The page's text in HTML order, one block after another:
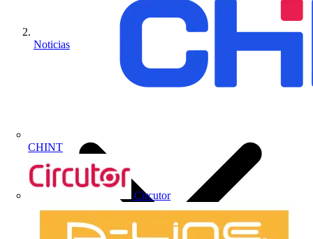
CHINT
Circutor
Noticias